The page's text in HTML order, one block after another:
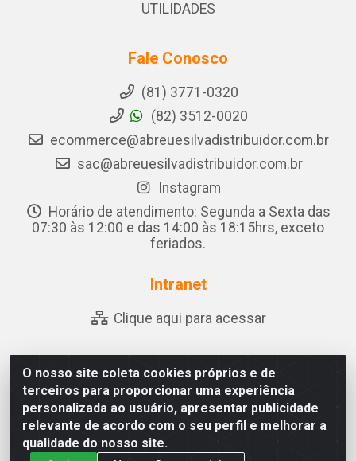
O nosso site coleta cookies próprios e de
terceiros para proporcionar uma experiência
personalizada ao usuário, apresentar publicidade
relevante de acordo com o seu perfil e melhorar a
qualidade do nosso site.
UTILIDADES
Fale Conosco
(81) 3771-0320
(82) 3512-0020
ecommerce@abreuesilvadistribuidor.com.br
sac@abreuesilvadistribuidor.com.br
Instagram
Horário de atendimento: Segunda a Sexta das
07:30 às 12:00 e das 14:00 às 18:15hrs, exceto
feriados.
Intranet
Clique aqui para acessar
Abreu & Silva - Rua Padre Jose de Souza Leite, 265 - Ariado,
Olho D'Água das Flores/AL - CEP 57.442-000 - CNPJ
04.790.656/0001-06